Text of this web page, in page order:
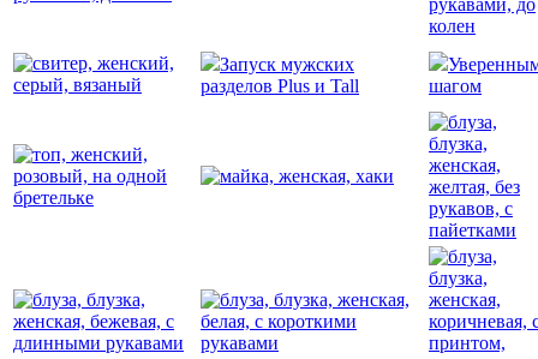
Запуск мужских
разделов Plus и Tall
шагом